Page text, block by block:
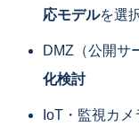
応モデルを選
DMZ（公開サ
化検討
IoT・監視カ